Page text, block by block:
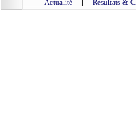
Actualité | Résultats &